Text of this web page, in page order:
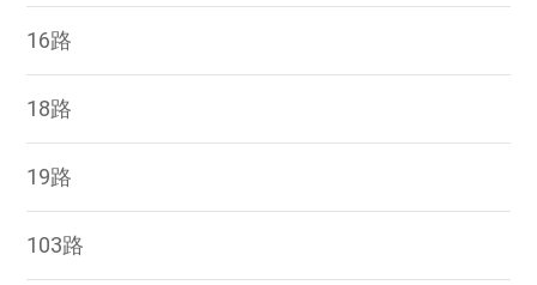
16路
18路
19路
103路